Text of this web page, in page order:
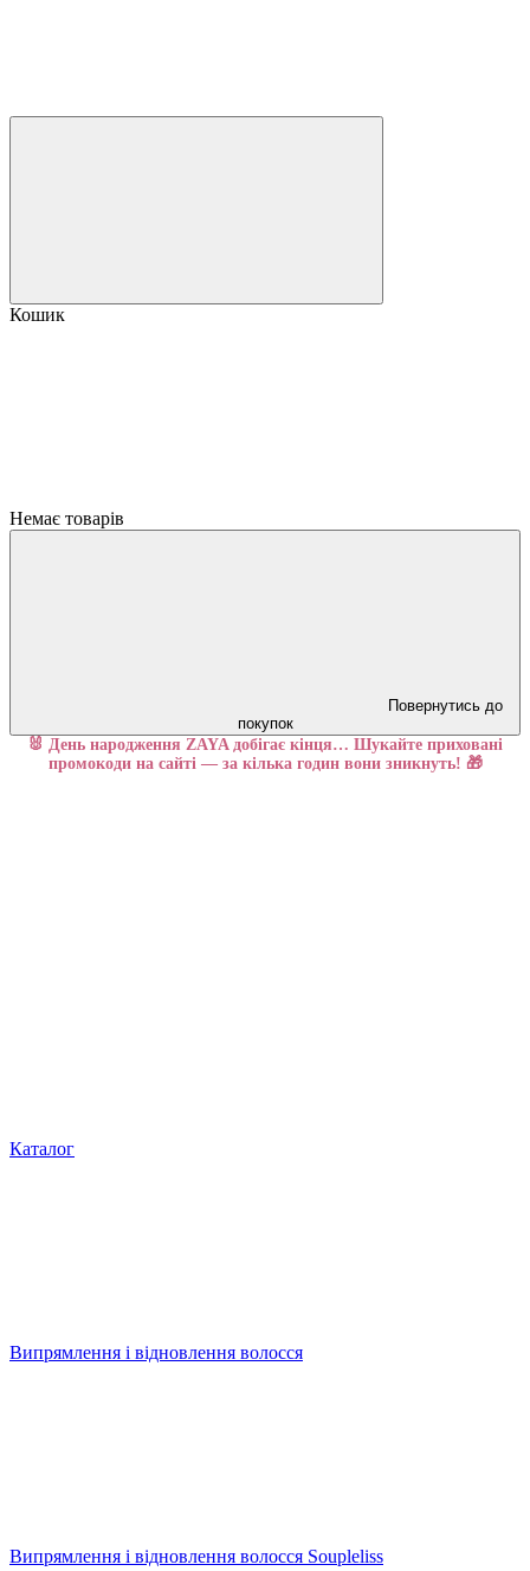
Кошик
Немає товарів
Повернутись до
покупок
🐰 День народження ZAYA добігає кінця… Шукайте приховані
промокоди на сайті — за кілька годин вони зникнуть! 🎁
Каталог
Випрямлення і відновлення волосся
Випрямлення і відновлення волосся Soupleliss